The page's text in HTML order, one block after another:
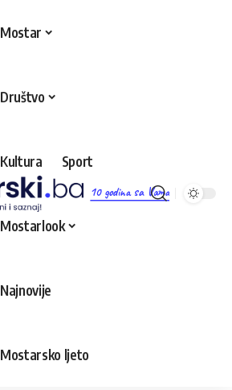
10 godina sa Vama
Mostar
Društvo
Kultura Sport
Mostarlook
Najnovije
Mostarsko ljeto